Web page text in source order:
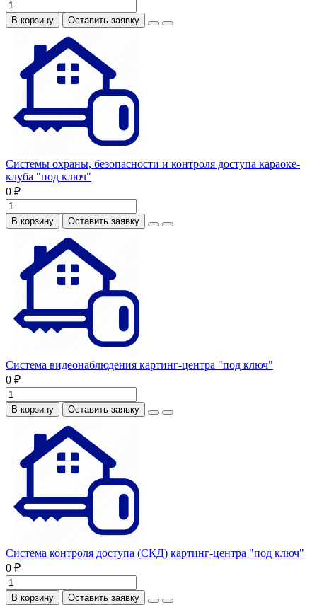
В корзину Оставить заявку
Системы охраны, безопасности и контроля доступа караоке-
клуба "под ключ"
0 ₽
В корзину Оставить заявку
Система видеонаблюдения картинг-центра "под ключ"
0 ₽
В корзину Оставить заявку
Система контроля доступа (СКД) картинг-центра "под ключ"
0 ₽
В корзину Оставить заявку